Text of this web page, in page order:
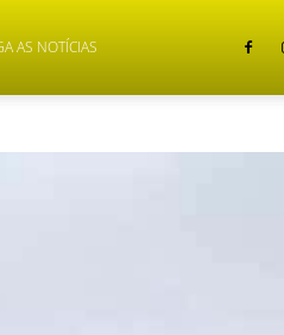
AS NOTÍCIAS